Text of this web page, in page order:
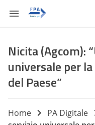
Nicita (Agcom):
universale per
del Paese”
Home PA Digitale